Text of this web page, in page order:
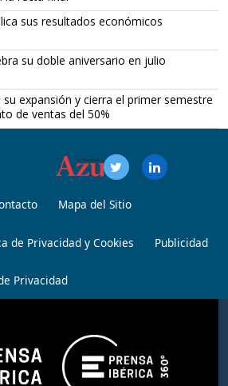
sus resultados económicos
su doble aniversario en julio
expansión y cierra el primer semestre
de ventas del 50%
Mapa del Sitio
de Privacidad y Cookies Publicidad
Privacidad